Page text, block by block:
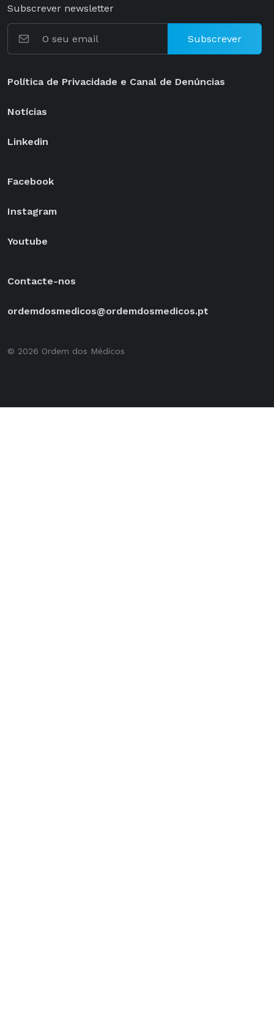
Subscrever newsletter
Subscrever
Política de Privacidade e Canal de Denúncias
Notícias
Linkedin
Facebook
Instagram
Youtube
Contacte-nos
ordemdosmedicos@ordemdosmedicos.pt
© 2026 Ordem dos Médicos